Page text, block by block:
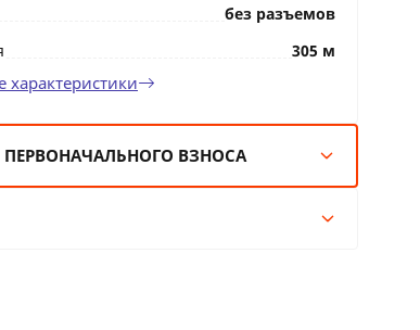
без разъемов
305 м
характеристики
ПЕРВОНАЧАЛЬНОГО ВЗНОСА
мес